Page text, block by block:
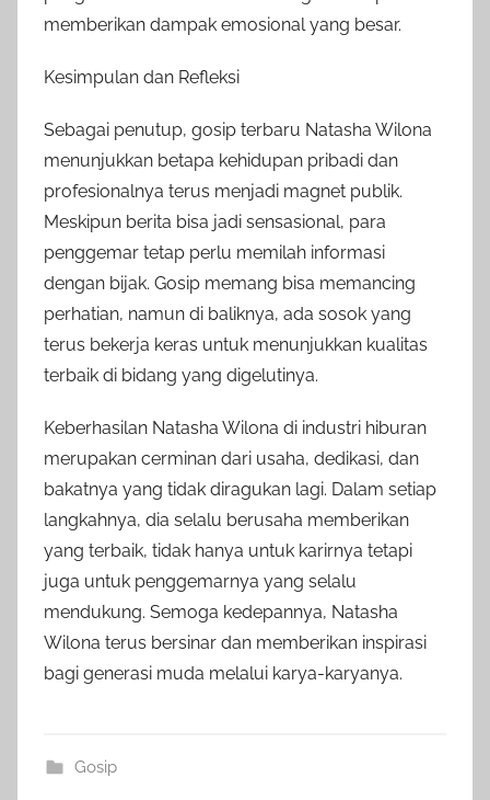
memberikan dampak emosional yang besar.
Kesimpulan dan Refleksi
Sebagai penutup, gosip terbaru Natasha Wilona
menunjukkan betapa kehidupan pribadi dan
profesionalnya terus menjadi magnet publik.
Meskipun berita bisa jadi sensasional, para
penggemar tetap perlu memilah informasi
dengan bijak. Gosip memang bisa memancing
perhatian, namun di baliknya, ada sosok yang
terus bekerja keras untuk menunjukkan kualitas
terbaik di bidang yang digelutinya.
Keberhasilan Natasha Wilona di industri hiburan
merupakan cerminan dari usaha, dedikasi, dan
bakatnya yang tidak diragukan lagi. Dalam setiap
langkahnya, dia selalu berusaha memberikan
yang terbaik, tidak hanya untuk karirnya tetapi
juga untuk penggemarnya yang selalu
mendukung. Semoga kedepannya, Natasha
Wilona terus bersinar dan memberikan inspirasi
bagi generasi muda melalui karya-karyanya.
Gosip